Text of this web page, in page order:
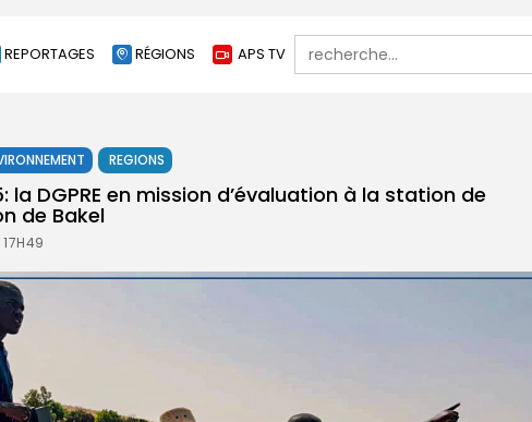
REPORTAGES RÉGIONS APS TV
Search
for:
REGIONS
la DGPRE en mission d’évaluation à la station de
de Bakel